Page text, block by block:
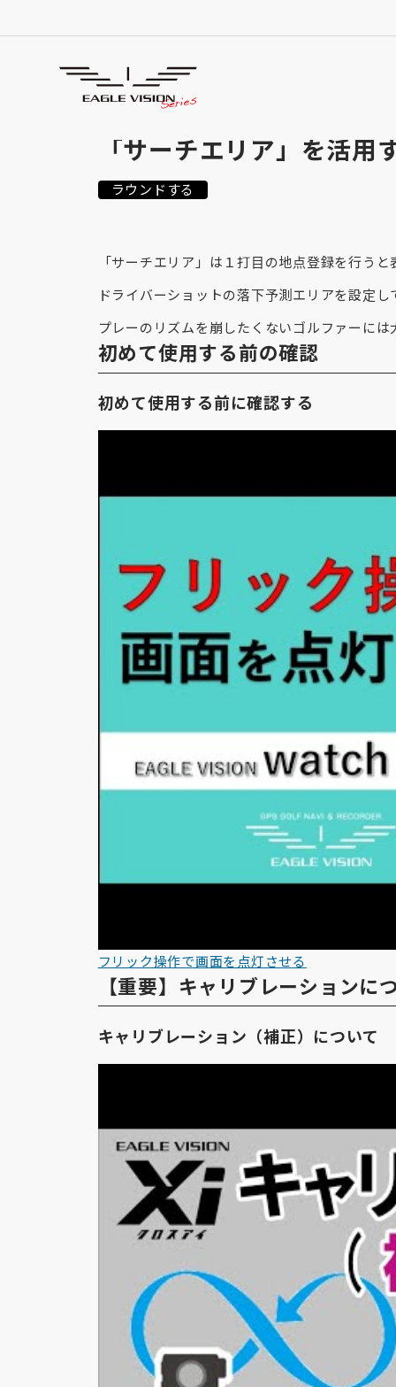
使用方法
HOW TO USE
「サーチエリア」を活用
ラウンドする
「サーチエリア」は１打目の地点登録を行う
ドライバーショットの落下予測エリアを設定
プレーのリズムを崩したくないゴルファーに
初めて使用する前の確認
初めて使用する前に確認する
フリック操作で画面を点灯させる
【重要】キャリブレーションに
キャリブレーション（補正）について